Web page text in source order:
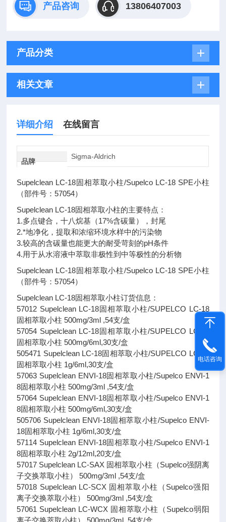
产品咨询 13806407003
产品分类
相关文章
详细介绍 在线留言
品牌
Sigma-Aldrich
Supelclean LC-18固相萃取小柱/Supelco LC-18 SPE小柱
（部件号：57054）
Supelclean LC-18固相萃取小柱的主要特点：
1.多点键合，十八烷基（17%含碳量），封尾
2.*地净化，提取和浓缩环境水样中的污染物
3.较高的含碳量也能更大的耐受苛刻的pH条件
4.用于从水溶液中萃取非极性到中等极性的分析物
Supelclean LC-18固相萃取小柱/Supelco LC-18 SPE小柱
（部件号：57054）
Supelclean LC-18固相萃取小柱订货信息：
57012 Supelclean LC-18固相萃取小柱/SUPELCO LC-18
固相萃取小柱 500mg/3ml ,54支/盒
57054 Supelclean LC-18固相萃取小柱/SUPELCO LC-18
固相萃取小柱 500mg/6ml,30支/盒
505471 Supelclean LC-18固相萃取小柱/SUPELCO LC-18
固相萃取小柱 1g/6ml,30支/盒
57063 Supelclean ENVI-18固相萃取小柱/Supelco ENVI-1
8固相萃取小柱 500mg/3ml ,54支/盒
57064 Supelclean ENVI-18固相萃取小柱/Supelco ENVI-1
8固相萃取小柱 500mg/6ml,30支/盒
505706 Supelclean ENVI-18固相萃取小柱/Supelco ENVI-
18固相萃取小柱 1g/6ml,30支/盒
57114 Supelclean ENVI-18固相萃取小柱/Supelco ENVI-1
8固相萃取小柱 2g/12ml,20支/盒
57017 Supelclean LC-SAX 固相萃取小柱（Supelco强阴离
子交换萃取小柱） 500mg/3ml ,54支/盒
57018 Supelclean LC-SCX 固相萃取小柱（Supelco强阳
离子交换萃取小柱） 500mg/3ml ,54支/盒
57061 Supelclean LC-WCX 固相萃取小柱（Supelco弱阳
离子交换萃取小柱） 500mg/3ml ,54支/盒
电话咨询